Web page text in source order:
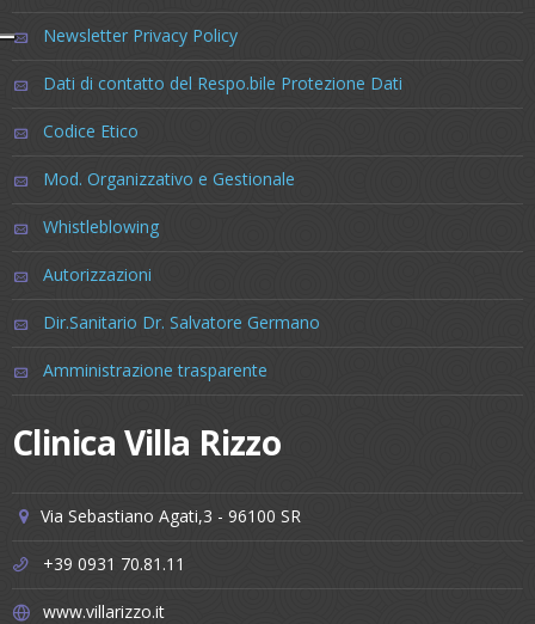
Newsletter Privacy Policy
Dati di contatto del Respo.bile Protezione Dati
Codice Etico
Mod. Organizzativo e Gestionale
Whistleblowing
Autorizzazioni
Dir.Sanitario Dr. Salvatore Germano
Amministrazione trasparente
Clinica Villa Rizzo
Via Sebastiano Agati,3 - 96100 SR
+39 0931 70.81.11
www.villarizzo.it